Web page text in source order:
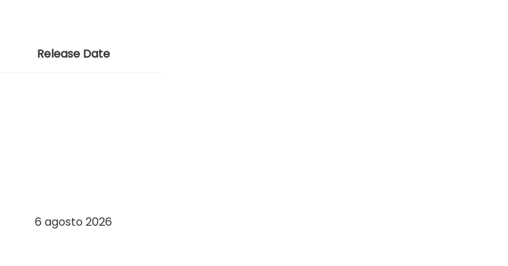
Release Date
6 agosto 2026